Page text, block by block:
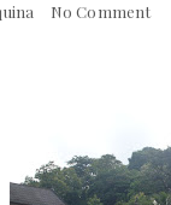
No Comment